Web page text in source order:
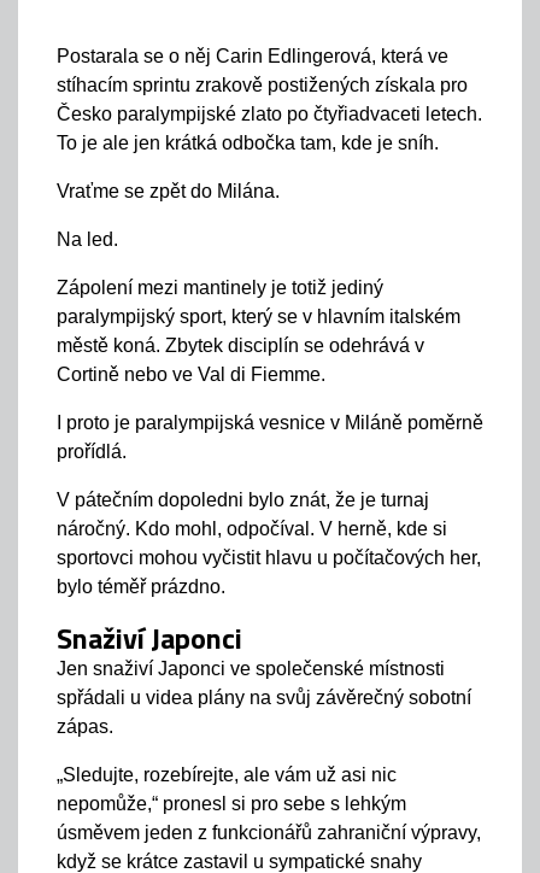
Postarala se o něj Carin Edlingerová, která ve
stíhacím sprintu zrakově postižených získala pro
Česko paralympijské zlato po čtyřiadvaceti letech.
To je ale jen krátká odbočka tam, kde je sníh.
Vraťme se zpět do Milána.
Na led.
Zápolení mezi mantinely je totiž jediný
paralympijský sport, který se v hlavním italském
městě koná. Zbytek disciplín se odehrává v
Cortině nebo ve Val di Fiemme.
I proto je paralympijská vesnice v Miláně poměrně
prořídlá.
V pátečním dopoledni bylo znát, že je turnaj
náročný. Kdo mohl, odpočíval. V herně, kde si
sportovci mohou vyčistit hlavu u počítačových her,
bylo téměř prázdno.
Snaživí Japonci
Jen snaživí Japonci ve společenské místnosti
spřádali u videa plány na svůj závěrečný sobotní
zápas.
„Sledujte, rozebírejte, ale vám už asi nic
nepomůže,“ pronesl si pro sebe s lehkým
úsměvem jeden z funkcionářů zahraniční výpravy,
když se krátce zastavil u sympatické snahy